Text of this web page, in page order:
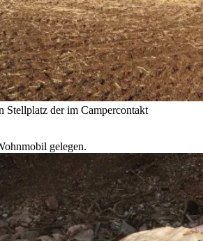
Stellplatz der im Campercontakt
gelegen.